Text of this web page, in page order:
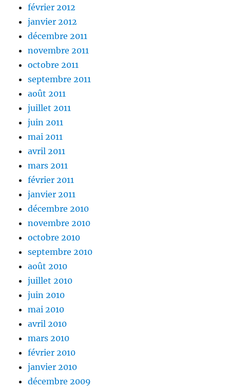
février 2012
janvier 2012
décembre 2011
novembre 2011
octobre 2011
septembre 2011
août 2011
juillet 2011
juin 2011
mai 2011
avril 2011
mars 2011
février 2011
janvier 2011
décembre 2010
novembre 2010
octobre 2010
septembre 2010
août 2010
juillet 2010
juin 2010
mai 2010
avril 2010
mars 2010
février 2010
janvier 2010
décembre 2009